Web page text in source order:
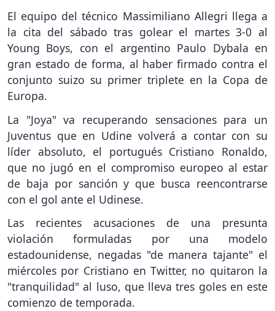
El equipo del técnico Massimiliano Allegri llega a
la cita del sábado tras golear el martes 3-0 al
Young Boys, con el argentino Paulo Dybala en
gran estado de forma, al haber firmado contra el
conjunto suizo su primer triplete en la Copa de
Europa.
La "Joya" va recuperando sensaciones para un
Juventus que en Udine volverá a contar con su
líder absoluto, el portugués Cristiano Ronaldo,
que no jugó en el compromiso europeo al estar
de baja por sanción y que busca reencontrarse
con el gol ante el Udinese.
Las recientes acusaciones de una presunta
violación formuladas por una modelo
estadounidense, negadas "de manera tajante" el
miércoles por Cristiano en Twitter, no quitaron la
"tranquilidad" al luso, que lleva tres goles en este
comienzo de temporada.